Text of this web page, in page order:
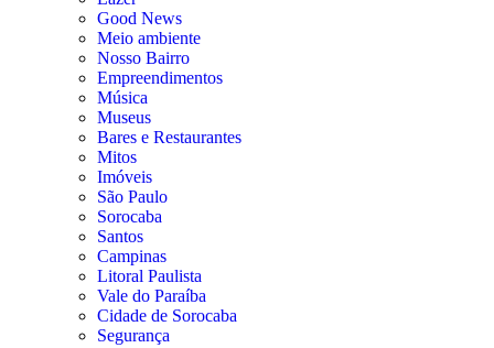
Good News
Meio ambiente
Nosso Bairro
Empreendimentos
Música
Museus
Bares e Restaurantes
Mitos
Imóveis
São Paulo
Sorocaba
Santos
Campinas
Litoral Paulista
Vale do Paraíba
Cidade de Sorocaba
Segurança